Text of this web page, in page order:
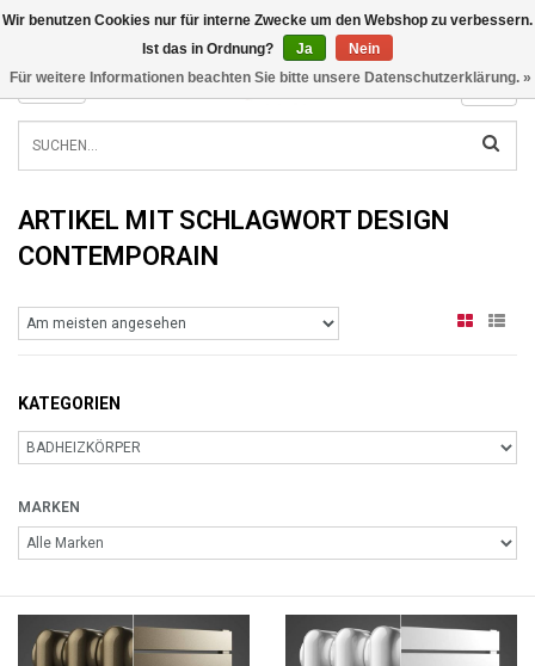
INFO@RADIATORS.SHOP
MENU
ARTIKEL MIT SCHLAGWORT DESIGN
CONTEMPORAIN
KATEGORIEN
MARKEN
Wir benutzen Cookies nur für interne Zwecke um den Webshop zu verbessern.
Ist das in Ordnung?
Ja
Nein
Für weitere Informationen beachten Sie bitte unsere Datenschutzerklärung. »